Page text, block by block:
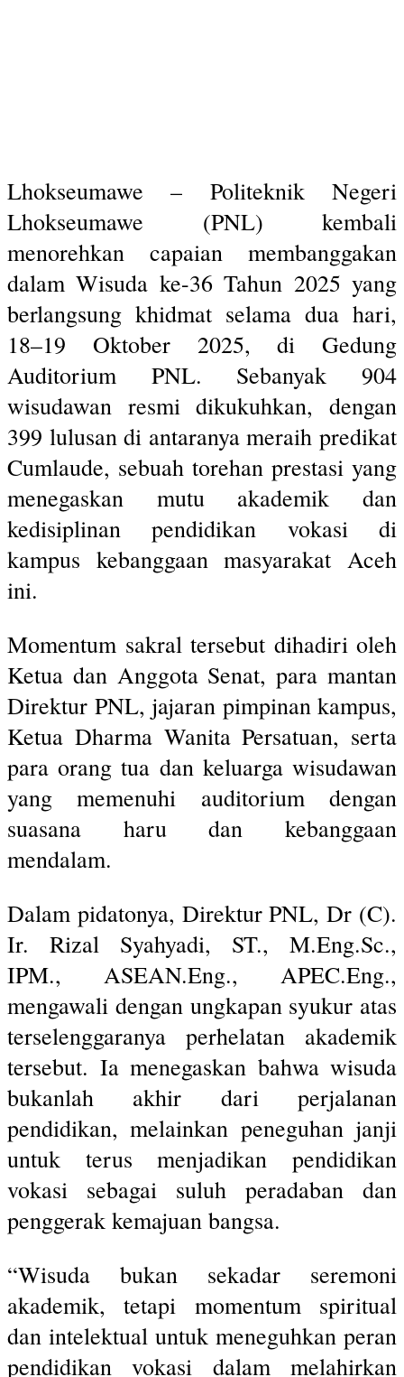
Lhokseumawe – Politeknik Negeri
Lhokseumawe (PNL) kembali
menorehkan capaian membanggakan
dalam Wisuda ke-36 Tahun 2025 yang
berlangsung khidmat selama dua hari,
18–19 Oktober 2025, di Gedung
Auditorium PNL. Sebanyak 904
wisudawan resmi dikukuhkan, dengan
399 lulusan di antaranya meraih predikat
Cumlaude, sebuah torehan prestasi yang
menegaskan mutu akademik dan
kedisiplinan pendidikan vokasi di
kampus kebanggaan masyarakat Aceh
ini.
Momentum sakral tersebut dihadiri oleh
Ketua dan Anggota Senat, para mantan
Direktur PNL, jajaran pimpinan kampus,
Ketua Dharma Wanita Persatuan, serta
para orang tua dan keluarga wisudawan
yang memenuhi auditorium dengan
suasana haru dan kebanggaan
mendalam.
Dalam pidatonya, Direktur PNL, Dr (C).
Ir. Rizal Syahyadi, ST., M.Eng.Sc.,
IPM., ASEAN.Eng., APEC.Eng.,
mengawali dengan ungkapan syukur atas
terselenggaranya perhelatan akademik
tersebut. Ia menegaskan bahwa wisuda
bukanlah akhir dari perjalanan
pendidikan, melainkan peneguhan janji
untuk terus menjadikan pendidikan
vokasi sebagai suluh peradaban dan
penggerak kemajuan bangsa.
“Wisuda bukan sekadar seremoni
akademik, tetapi momentum spiritual
dan intelektual untuk meneguhkan peran
pendidikan vokasi dalam melahirkan